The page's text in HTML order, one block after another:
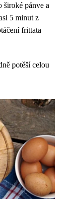
široké pánve a
5 minut z
frittata
potěší celou